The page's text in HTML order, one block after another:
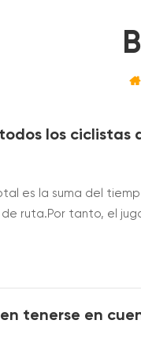
los ciclistas
es la suma del
ruta.Por tanto, el
tenerse en